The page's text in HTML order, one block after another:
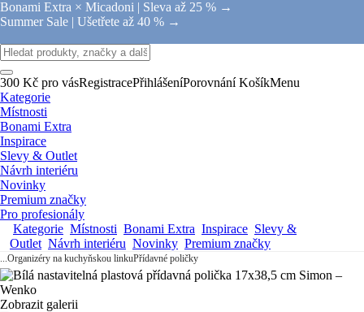
Bonami Extra × Micadoni | Sleva až 25 % →
Summer Sale | Ušetřete až 40 % →
300 Kč pro vásRegistracePřihlášeníPorovnání KošíkMenu
Kategorie
Místnosti
Bonami Extra
Inspirace
Slevy & Outlet
Návrh interiéru
Novinky
Premium značky
Pro profesionály
Kategorie Místnosti Bonami Extra Inspirace Slevy &
Outlet Návrh interiéru Novinky Premium značky
...Organizéry na kuchyňskou linkuPřídavné poličky
Zobrazit galerii